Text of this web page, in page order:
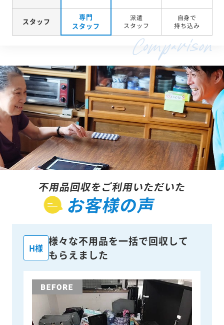
スタッフ
専門
スタッフ
派遣
スタッフ
自身で
持ち込み
不用品回収をご利用いただいた
お客様の声
H様
様々な不用品を一括で回収して
もらえました